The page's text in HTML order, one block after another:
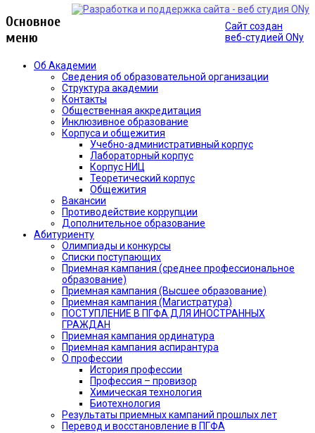
Сайт создан
веб-студией ONy
Основное
меню
Об Академии
Сведения об образовательной организации
Структура академии
Контакты
Общественная аккредитация
Инклюзивное образование
Корпуса и общежития
Учебно-административный корпус
Лабораторный корпус
Корпус НИЦ
Теоретический корпус
Общежития
Вакансии
Противодействие коррупции
Дополнительное образование
Абитуриенту
Олимпиады и конкурсы
Списки поступающих
Приемная кампания (среднее профессиональное
образование)
Приемная кампания (Высшее образование)
Приемная кампания (Магистратура)
ПОСТУПЛЕНИЕ В ПГФА ДЛЯ ИНОСТРАННЫХ
ГРАЖДАН
Приемная кампания ординатура
Приемная кампания аспирантура
О профессии
История профессии
Профессия – провизор
Химическая технология
Биотехнология
Результаты приемных кампаний прошлых лет
Перевод и восстановление в ПГФА